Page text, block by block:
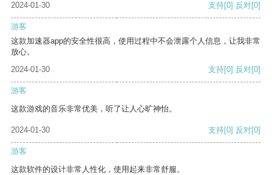
2024-01-30 支持[0] 反对[0]
游客
这款加速器app的安全性很高，使用过程中不会泄露个人信息，让我非常
放心。
2024-01-30
支持[0] 反对[0]
游客
这款游戏的音乐非常优美，听了让人心旷神怡。
2024-01-30 支持[0] 反对[0]
游客
这款软件的设计非常人性化，使用起来非常舒服。